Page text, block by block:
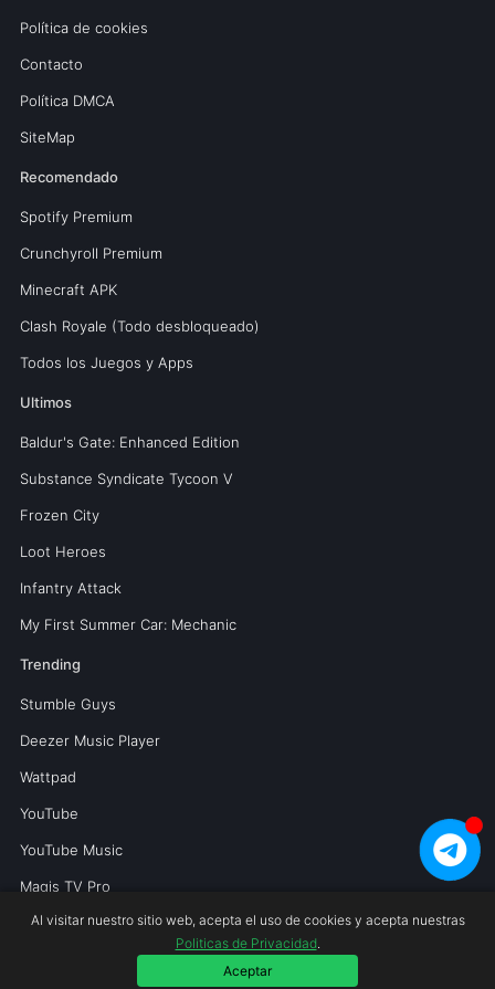
Política de cookies
Contacto
Política DMCA
SiteMap
Recomendado
Spotify Premium
Crunchyroll Premium
Minecraft APK
Clash Royale (Todo desbloqueado)
Todos los Juegos y Apps
Ultimos
Baldur's Gate: Enhanced Edition
Substance Syndicate Tycoon V
Frozen City
Loot Heroes
Infantry Attack
My First Summer Car: Mechanic
Trending
Stumble Guys
Deezer Music Player
Wattpad
YouTube
YouTube Music
Magis TV Pro
Copyright © 2026 Mundoperfecto.net.
Al visitar nuestro sitio web, acepta el uso de cookies y acepta nuestras
Politicas de Privacidad.
Aceptar